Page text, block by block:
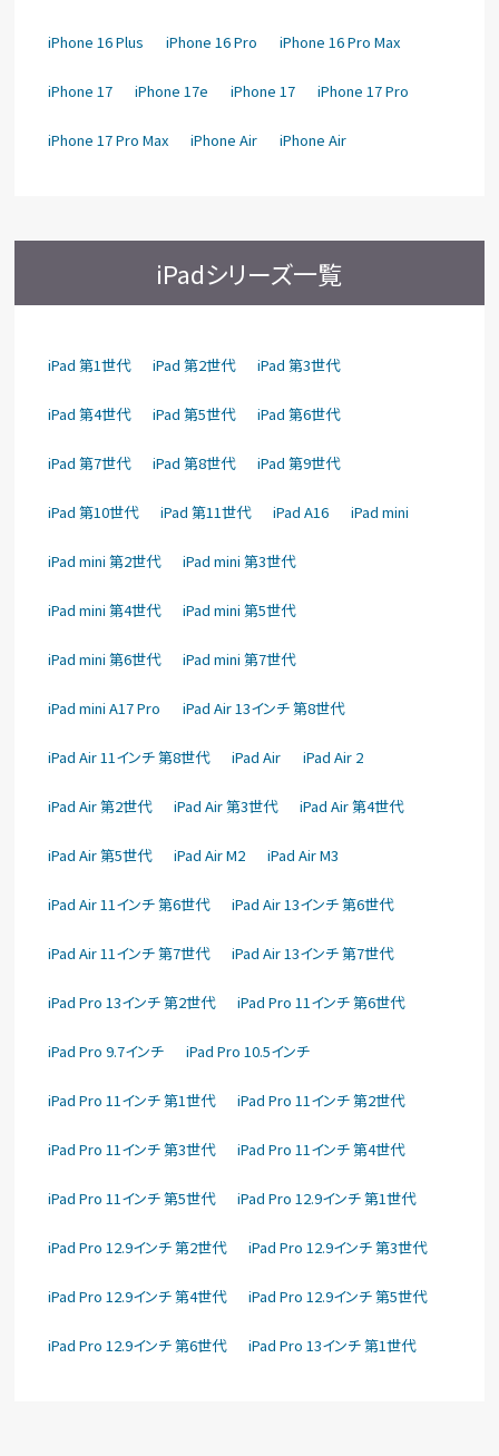
iPhone 16 Plus iPhone 16 Pro iPhone 16 Pro Max
iPhone 17 iPhone 17e iPhone 17 iPhone 17 Pro
iPhone 17 Pro Max iPhone Air iPhone Air
iPadシリーズ一覧
iPad 第1世代 iPad 第2世代 iPad 第3世代
iPad 第4世代 iPad 第5世代 iPad 第6世代
iPad 第7世代 iPad 第8世代 iPad 第9世代
iPad 第10世代 iPad 第11世代 iPad A16 iPad mini
iPad mini 第2世代 iPad mini 第3世代
iPad mini 第4世代 iPad mini 第5世代
iPad mini 第6世代 iPad mini 第7世代
iPad mini A17 Pro iPad Air 13インチ 第8世代
iPad Air 11インチ 第8世代 iPad Air iPad Air 2
iPad Air 第2世代 iPad Air 第3世代 iPad Air 第4世代
iPad Air 第5世代 iPad Air M2 iPad Air M3
iPad Air 11インチ 第6世代 iPad Air 13インチ 第6世代
iPad Air 11インチ 第7世代 iPad Air 13インチ 第7世代
iPad Pro 13インチ 第2世代 iPad Pro 11インチ 第6世代
iPad Pro 9.7インチ iPad Pro 10.5インチ
iPad Pro 11インチ 第1世代 iPad Pro 11インチ 第2世代
iPad Pro 11インチ 第3世代 iPad Pro 11インチ 第4世代
iPad Pro 11インチ 第5世代 iPad Pro 12.9インチ 第1世代
iPad Pro 12.9インチ 第2世代 iPad Pro 12.9インチ 第3世代
iPad Pro 12.9インチ 第4世代 iPad Pro 12.9インチ 第5世代
iPad Pro 12.9インチ 第6世代 iPad Pro 13インチ 第1世代